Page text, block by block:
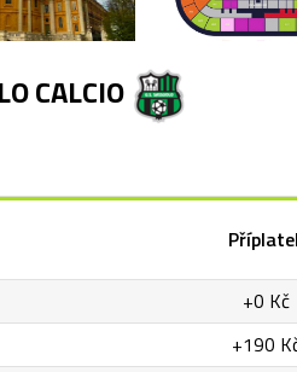
CALCIO
+0 Kč
+190